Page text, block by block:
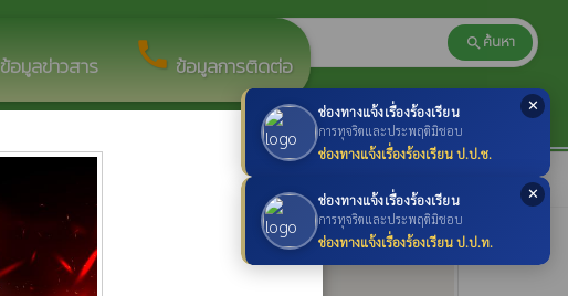
✕
ช่องทางแจ้งเรื่องร้องเรียน
การทุจริตและประพฤติมิชอบ
ช่องทางแจ้งเรื่องร้องเรียน ป.ป.ช.
✕
ช่องทางแจ้งเรื่องร้องเรียน
การทุจริตและประพฤติมิชอบ
ช่องทางแจ้งเรื่องร้องเรียน ป.ป.ท.
ข้อมูลข่าวสาร call ข้อมูลการติดต่อ
search ค้นหา
×